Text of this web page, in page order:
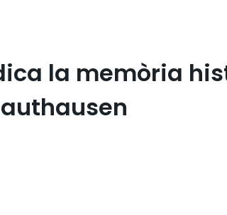
la memòria